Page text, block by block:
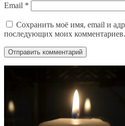
Email *
Сохранить моё имя, email и
последующих моих комментариев.